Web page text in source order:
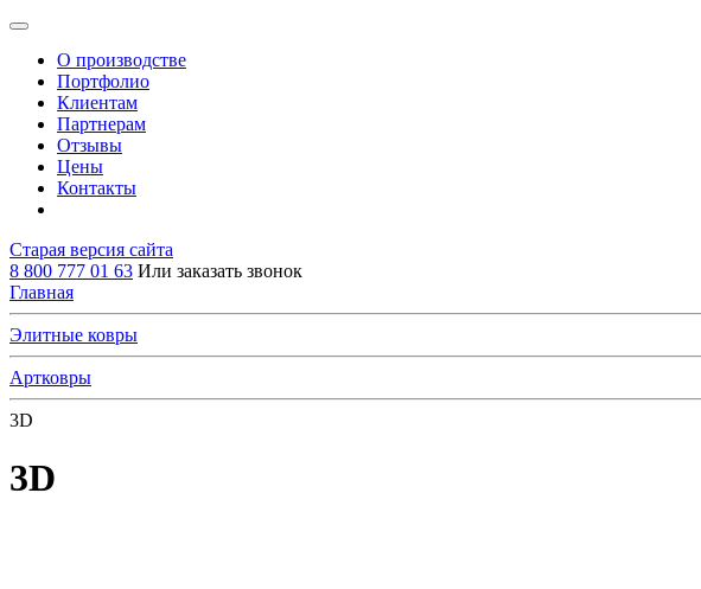
О производстве
Портфолио
Клиентам
Партнерам
Отзывы
Цены
Контакты
Старая версия сайта
8 800 777 01 63 Или заказать звонок
Главная
Элитные ковры
Артковры
3D
3D